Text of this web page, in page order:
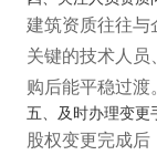
建筑资质往往与
关键的技术人
购后能平稳过渡
五、及时办理变更
股权变更完成后